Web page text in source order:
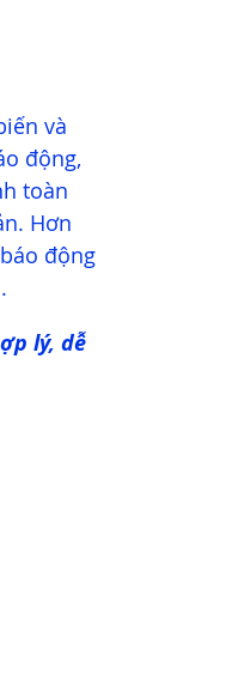
và
động,
toàn
Hơn
động
lý, dễ